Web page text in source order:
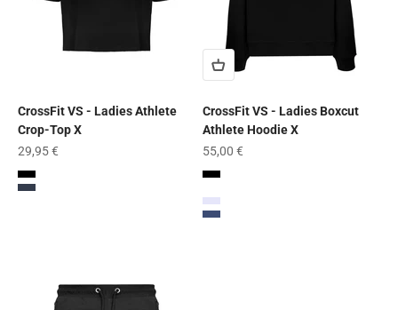
CrossFit VS - Ladies Athlete
Crop-Top X
Angebot
29,95 €
Black
CrossFit VS - Ladies Boxcut
Athlete Hoodie X
Angebot
55,00 €
Bubble Pink
Lavender